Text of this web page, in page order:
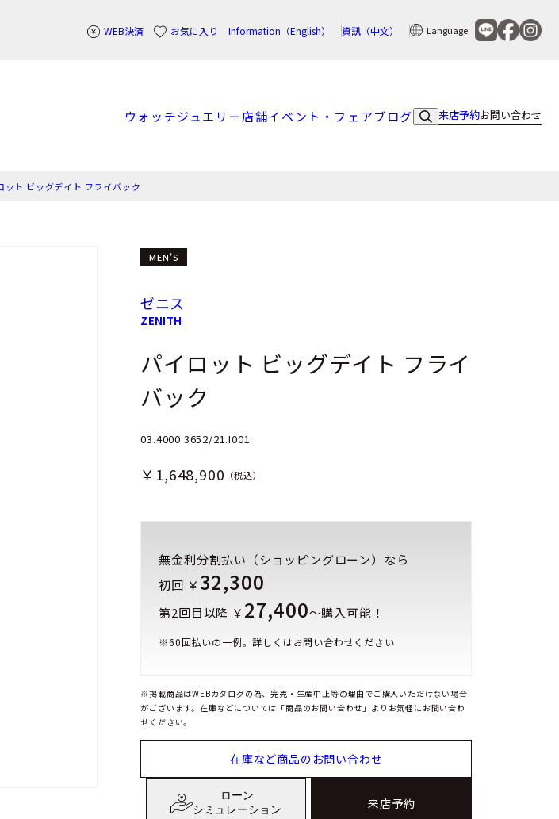
WEB決済 お気に入り Information（English） 資訊（中文） Language
ウォッチジュエリー店舗イベント・フェアブログ 来店予約お問い合わせ
ット ビッグデイト フライバック
MEN'S
ゼニス
ZENITH
パイロット ビッグデイト フライ
バック
03.4000.3652/21.I001
￥1,648,900 （税込）
無金利分割払い（ショッピングローン）なら
初回 ￥ 32,300
第2回目以降 ￥ 27,400～購入可能！
※60回払いの一例。詳しくはお問い合わせください
※掲載商品はWEBカタログの為、完売・生産中止等の理由でご購入いただけない場合
がございます。在庫などについては「商品のお問い合わせ」よりお気軽にお問い合わ
せください。
在庫など商品のお問い合わせ
ローン
シミュレーション
来店予約